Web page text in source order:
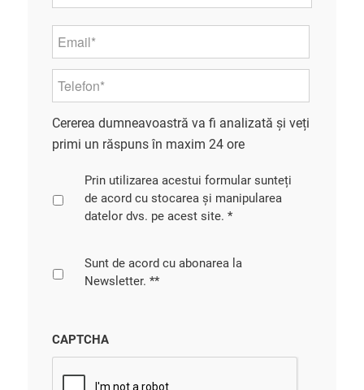
YYYY
Cererea dumneavoastră va fi analizată și veți
primi un răspuns în maxim 24 ore
*
Prin utilizarea acestui formular sunteți
de acord cu stocarea și manipularea
datelor dvs. pe acest site. *
NewsletterSunt de acord cu abonarea la
Newsletter. **
CAPTCHA